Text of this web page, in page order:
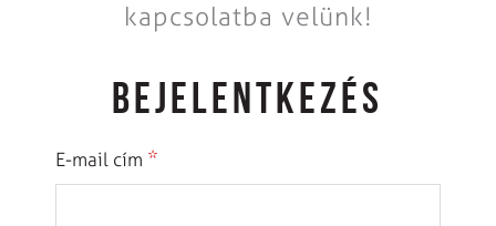
kapcsolatba velünk!
BEJELENTKEZÉS
E-mail cím *